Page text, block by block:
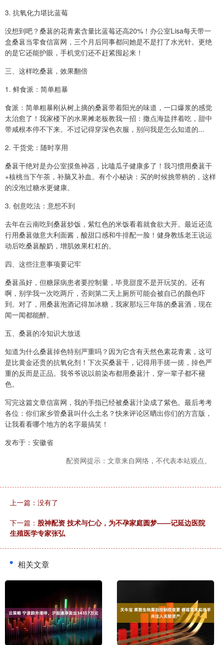
3. 抗氧化力堪比蓝莓
没想到吧？桑葚的花青素含量比蓝莓还高20%！办公室Lisa每天带一
盒桑葚当零食信富网，三个月后同事都问她是不是打了水光针。更绝
的是它还能护眼，手机党们还不赶紧囤起来！
三、这样吃桑葚，效果翻倍
1. 鲜食派：简单粗暴
食派：简单粗暴刚从树上摘的桑葚带着阳光的味道，一口爆浆的感觉
太治愈了！我家楼下的水果摊老板教我一招：撒点海盐拌着吃，甜中
带咸根本停不下来。不过记得穿深色衣服，别问我是怎么知道的...
2. 干货党：随时享用
桑葚干绝对是办公室摸鱼神器，比嗑瓜子健康多了！我习惯用桑葚干
+核桃当下午茶，补脑又补血。有个小秘诀：买的时候挑带柄的，这样
的没泡过糖水更健康。
3. 创意吃法：意想不到
去年在云南吃到桑葚炒饭，紫红色的米饭看着就食欲大开。最近还流
行用桑葚做意大利面酱，酸甜口感和牛排配一脸！健身教练老王说运
动后吃桑葚酸奶，增肌效果杠杠的。
四、这些注意事项要记牢
桑葚虽好，但糖尿病患者要控制量，毕竟甜度不是开玩笑的。还有
啊，别学我一次吃两斤，否则第二天上厕所可能会被自己的颜色吓
到。对了，用桑葚泡酒记得加冰糖，我家那坛三年陈的桑葚酒，现在
闻一闻都能醉。
五、桑葚的冷知识大放送
知道为什么桑葚掉色特别严重吗？因为它含有天然色素花青素，这可
是比黄金还贵的抗氧化剂！下次买桑葚干，记得用手搓一搓，掉色严
重的反而是正品。我爷爷说以前染布都用桑葚汁，穿一辈子都不褪
色。
写完这篇文章信富网，我的手指已经被桑葚汁染成了紫色。最后考考
各位：你们家乡管桑葚叫什么土名？快来评论区晒出你们的方言版，
让我看看哪个地方的名字最搞笑！
发布于：安徽省
配资网提示：文章来自网络，不代表本站观点。
上一篇：没有了
下一篇： 股神配资 技术与仁心，为不孕家庭圆梦——记延边医院
生殖医学专家张弘
相关文章